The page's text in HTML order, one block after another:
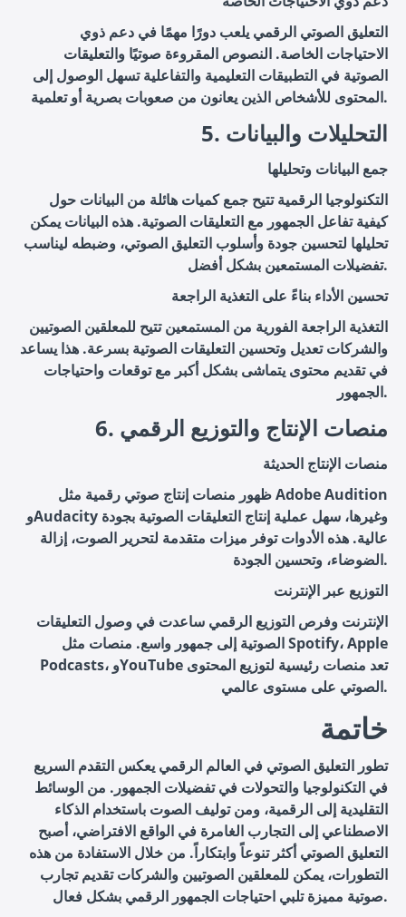
التعليق الصوتي الرقمي يلعب دورًا مهمًا في دعم ذوي
الاحتياجات الخاصة. النصوص المقروءة صوتيًا والتعليقات
الصوتية في التطبيقات التعليمية والتفاعلية تسهل الوصول إلى
المحتوى للأشخاص الذين يعانون من صعوبات بصرية أو تعلمية.
5. التحليلات والبيانات
جمع البيانات وتحليلها
التكنولوجيا الرقمية تتيح جمع كميات هائلة من البيانات حول
كيفية تفاعل الجمهور مع التعليقات الصوتية. هذه البيانات يمكن
تحليلها لتحسين جودة وأسلوب التعليق الصوتي، وضبطه ليناسب
تفضيلات المستمعين بشكل أفضل.
تحسين الأداء بناءً على التغذية الراجعة
التغذية الراجعة الفورية من المستمعين تتيح للمعلقين الصوتيين
والشركات تعديل وتحسين التعليقات الصوتية بسرعة. هذا يساعد
في تقديم محتوى يتماشى بشكل أكبر مع توقعات واحتياجات
الجمهور.
6. منصات الإنتاج والتوزيع الرقمي
منصات الإنتاج الحديثة
ظهور منصات إنتاج صوتي رقمية مثل Adobe Audition
وAudacity وغيرها، سهل عملية إنتاج التعليقات الصوتية بجودة
عالية. هذه الأدوات توفر ميزات متقدمة لتحرير الصوت، إزالة
الضوضاء، وتحسين الجودة.
التوزيع عبر الإنترنت
الإنترنت وفرص التوزيع الرقمي ساعدت في وصول التعليقات
الصوتية إلى جمهور واسع. منصات مثل Spotify، Apple
Podcasts، وYouTube تعد منصات رئيسية لتوزيع المحتوى
الصوتي على مستوى عالمي.
خاتمة
تطور التعليق الصوتي في العالم الرقمي يعكس التقدم السريع
في التكنولوجيا والتحولات في تفضيلات الجمهور. من الوسائط
التقليدية إلى الرقمية، ومن توليف الصوت باستخدام الذكاء
الاصطناعي إلى التجارب الغامرة في الواقع الافتراضي، أصبح
التعليق الصوتي أكثر تنوعاً وابتكاراً. من خلال الاستفادة من هذه
التطورات، يمكن للمعلقين الصوتيين والشركات تقديم تجارب
صوتية مميزة تلبي احتياجات الجمهور الرقمي بشكل فعال.